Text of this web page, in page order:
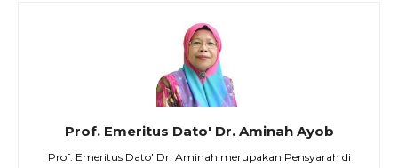
Prof. Emeritus Dato' Dr. Aminah Ayob
Prof. Emeritus Dato' Dr. Aminah merupakan Pensyarah di